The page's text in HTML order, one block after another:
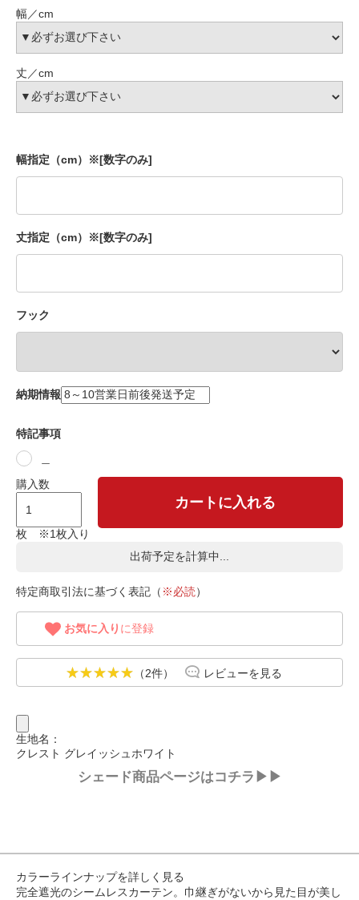
幅／cm
丈／cm
幅指定（cm）※[数字のみ]
丈指定（cm）※[数字のみ]
フック
納期情報
特記事項
購入数
枚 ※1枚入り
カートに入れる
出荷予定を計算中...
特定商取引法に基づく表記（ ※必読）
お気に入り に登録
（2件） レビューを見る
生地名：
クレスト グレイッシュホワイト
シェード商品ページはコチラ▶▶
カラーラインナップを詳しく見る
完全遮光のシームレスカーテン。巾継ぎがないから見た目が美し